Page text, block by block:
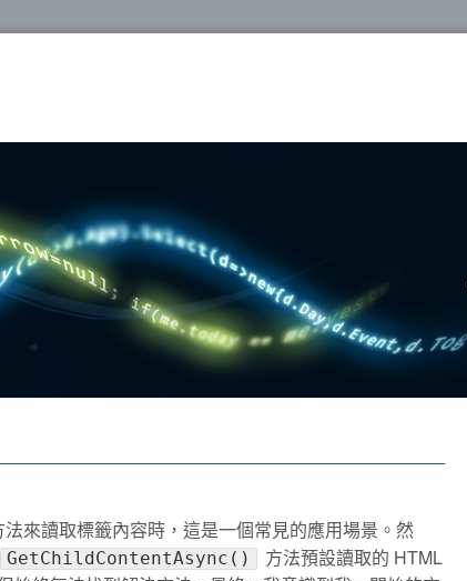
法來讀取標籤內容時，這是一個常見的應用場景。然
GetChildContentAsync()
方法預設讀取的 HTML